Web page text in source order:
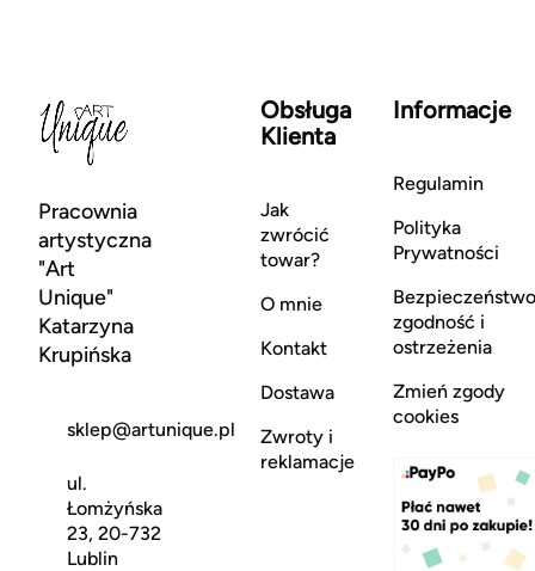
Pracownia
artystyczna
"Art
Unique"
Katarzyna
Krupińska
sklep@artunique.pl
ul.
Łomżyńska
23, 20-732
Lublin
Obsługa
Klienta
Jak
zwrócić
towar?
O mnie
Kontakt
Dostawa
Zwroty i
reklamacje
Informacje
Regulamin
Polityka
Prywatności
zgodność i
ostrzeżenia
Zmień zgody
cookies